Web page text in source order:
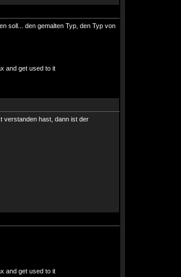
soll... den gemalten Typ, den Typ von
and get used to it
verstanden hast, dann ist der
and get used to it